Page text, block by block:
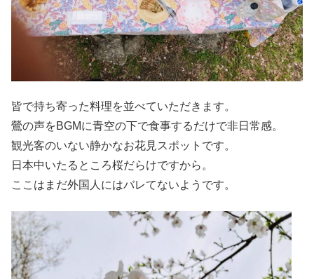
皆で持ち寄った料理を並べていただきます。
鶯の声をBGMに青空の下で食事するだけで非日常感。
観光客のいない静かなお花見スポットです。
日本中いたるところ桜だらけですから。
ここはまだ外国人にはバレてないようです。